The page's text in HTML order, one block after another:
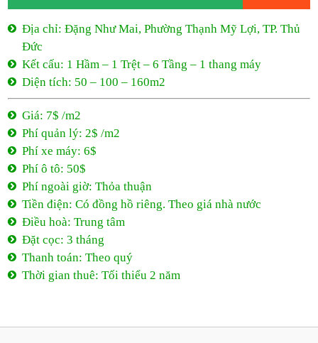
Địa chỉ: Đặng Như Mai, Phường Thạnh Mỹ Lợi, TP. Thủ
Đức
Kết cấu: 1 Hầm – 1 Trệt – 6 Tầng – 1 thang máy
Diện tích: 50 – 100 – 160m2
Giá: 7$ /m2
Phí quản lý: 2$ /m2
Phí xe máy: 6$
Phí ô tô: 50$
Phí ngoài giờ: Thỏa thuận
Tiền điện: Có đồng hồ riêng. Theo giá nhà nước
Điều hoà: Trung tâm
Đặt cọc: 3 tháng
Thanh toán: Theo quý
Thời gian thuê: Tối thiểu 2 năm